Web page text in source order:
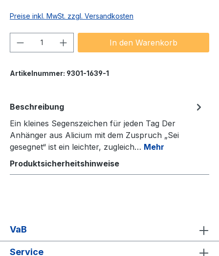
Preise inkl. MwSt. zzgl. Versandkosten
Produkt Anzahl: Gib denIn den Warenkorb
Artikelnummer: 9301-1639-1
Beschreibung
Ein kleines Segenszeichen für jeden Tag Der
Anhänger aus Alicium mit dem Zuspruch „Sei
gesegnet“ ist ein leichter, zugleich… Mehr
Produktsicherheitshinweise
VaB
Service